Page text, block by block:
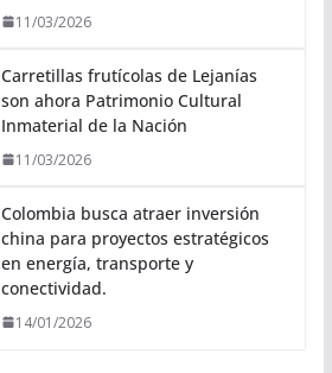
11/03/2026
Carretillas frutícolas de Lejanías
son ahora Patrimonio Cultural
Inmaterial de la Nación
11/03/2026
Colombia busca atraer inversión
china para proyectos estratégicos
en energía, transporte y
conectividad.
14/01/2026